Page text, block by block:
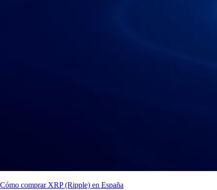
Cómo comprar XRP (Ripple) en España